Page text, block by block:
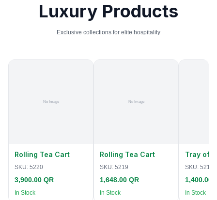
Luxury Products
Exclusive collections for elite hospitality
Rolling Tea Cart
SKU: 5220
3,900.00 QR
In Stock
Rolling Tea Cart
SKU: 5219
1,648.00 QR
In Stock
Tray of
SKU: 5218
1,400.00
In Stock